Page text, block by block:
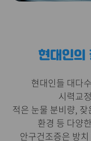
현대인의
현대인들 대다
시력교
적은 눈물 분비량,
환경 등 다양
안구건조증은 방